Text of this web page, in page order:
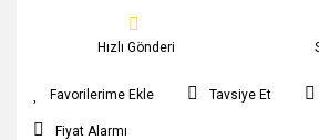
Hızlı Gönderi
Tavsiye Et
Fiyat Alarmı